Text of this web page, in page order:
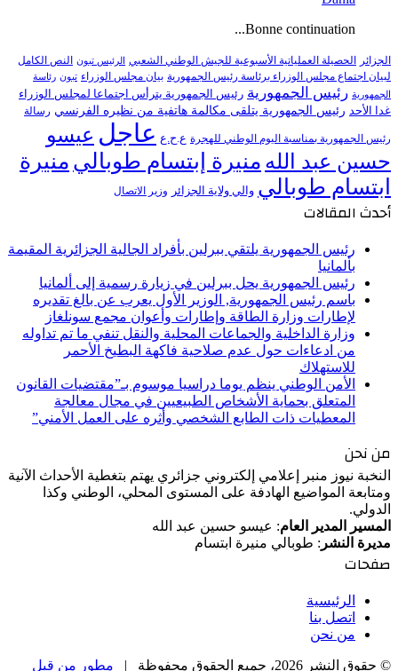
Bonne continuation...
الجزائر الحصيلة العملياتية الأسبوعية للجيش الوطني الشعبي الرئيس تبون النص الكامل
لبيان اجتماع مجلس الوزراء برئاسة رئيس الجمهورية بيان مجلس الوزراء تبون رئاسة
الجمهورية رئيس الجمهورية رئيس الجمهورية يترأس اجتماعا لمجلس الوزراء
غدا الأحد رئيس الجمهورية يتلقى مكالمة هاتفية من نظيره الفرنسي رسالة
رئيس الجمهورية بمناسبة اليوم الوطني للهجرة ع.ح.ع عاجل عيسو
حسين عبد الله منيرة إبتسام طوبالي منيرة
ابتسام طوبالي والي ولاية الجزائر وزير الاتصال
أحدث المقالات
رئيس الجمهورية يلتقي ببرلين بأفراد الجالية الجزائرية المقيمة
بألمانيا
رئيس الجمهورية يحل ببرلين في زيارة رسمية إلى ألمانيا
باسم رئيس الجمهورية, الوزير الأول يعرب عن بالغ تقديره
لإطارات وزارة الطاقة وإطارات وأعوان مجمع سونلغاز
وزارة الداخلية والجماعات المحلية والنقل تنفي ما تم تداوله
من ادعاءات حول عدم صلاحية فاكهة البطيخ الأحمر
للاستهلاك
الأمن الوطني ينظم يوما دراسيا موسوم بـ”مقتضيات القانون
المتعلق بحماية الأشخاص الطبيعيين في مجال معالجة
المعطيات ذات الطابع الشخصي وأثره على العمل الأمني”
من نحن
النخبة نيوز منبر إعلامي إلكتروني جزائري يهتم بتغطية الأحداث الآنية
ومتابعة المواضيع الهادفة على المستوى المحلي، الوطني وكذا
الدولي.
المسير المدير العام: عيسو حسين عبد الله
مديرة النشر : طوبالي منيرة ابتسام
صفحات
الرئيسية
اتصل بنا
من نحن
© حقوق النشر 2026، جميع الحقوق محفوظة | مطور من قبل